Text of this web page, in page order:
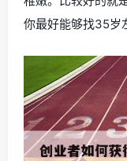
你最好能够找35岁